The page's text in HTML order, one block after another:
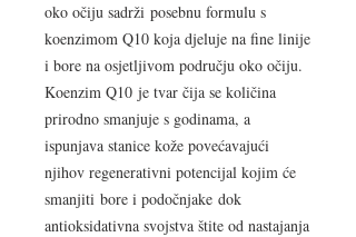
oko očiju sadrži posebnu formulu s
koenzimom Q10 koja djeluje na fine linije
i bore na osjetljivom području oko očiju.
Koenzim Q10 je tvar čija se količina
prirodno smanjuje s godinama, a
ispunjava stanice kože povećavajući
njihov regenerativni potencijal kojim će
smanjiti bore i podočnjake dok
antioksidativna svojstva štite od nastajanja